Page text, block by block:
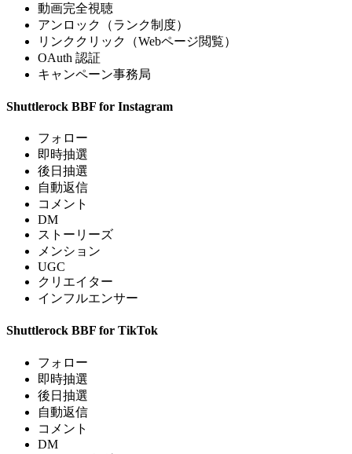
動画完全視聴
アンロック（ランク制度）
リンククリック（Webページ閲覧）
OAuth 認証
キャンペーン事務局
Shuttlerock BBF for Instagram
フォロー
即時抽選
後日抽選
自動返信
コメント
DM
ストーリーズ
メンション
UGC
クリエイター
インフルエンサー
Shuttlerock BBF for TikTok
フォロー
即時抽選
後日抽選
自動返信
コメント
DM